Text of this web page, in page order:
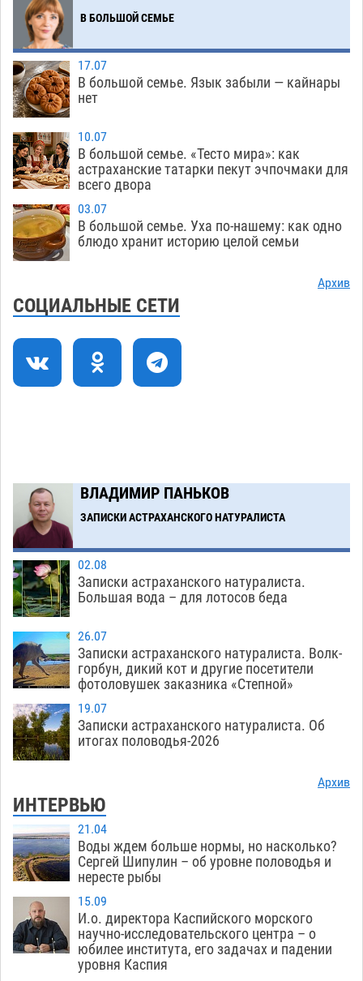
11:58
В Астрахани подросток угнал мотоцикл и
похитил чужие мобильник с банковскими
картами
11:20
Астраханцев ждут на парковом газоне с
призами и эрмитажными котами
10:43
Астраханский суд встал на сторону МЧС в
споре за возврат униформы
07.08 359
10:02
На Всероссийской Спартакиаде астраханские
гандболисты уступили казанским «драконам»
07.08
Краснодарской в Астрахани скончались
Астраханский суд оценил четыре удара по
голове полицейского в сто тысяч рублей
18:57
В Астрахани впервые открыли смену по
теории игр
В БОЛЬШОЙ СЕМЬЕ
17.07
В большой семье. Язык забыли — кайнары
нет
10.07
В большой семье. «Тесто мира»: как
астраханские татарки пекут эчпочмаки для
всего двора
03.07
В большой семье. Уха по-нашему: как одно
блюдо хранит историю целой семьи
Архив
СОЦИАЛЬНЫЕ СЕТИ
ВЛАДИМИР ПАНЬКОВ
ЗАПИСКИ АСТРАХАНСКОГО НАТУРАЛИСТА
02.08
Записки астраханского натуралиста.
Большая вода – для лотосов беда
26.07
Записки астраханского натуралиста. Волк-
горбун, дикий кот и другие посетители
фотоловушек заказника «Степной»
19.07
Записки астраханского натуралиста. Об
итогах половодья-2026
Архив
ИНТЕРВЬЮ
21.04
Воды ждем больше нормы, но насколько?
Сергей Шипулин – об уровне половодья и
нересте рыбы
15.09
И.о. директора Каспийского морского
научно-исследовательского центра – о
юбилее института, его задачах и падении
уровня Каспия